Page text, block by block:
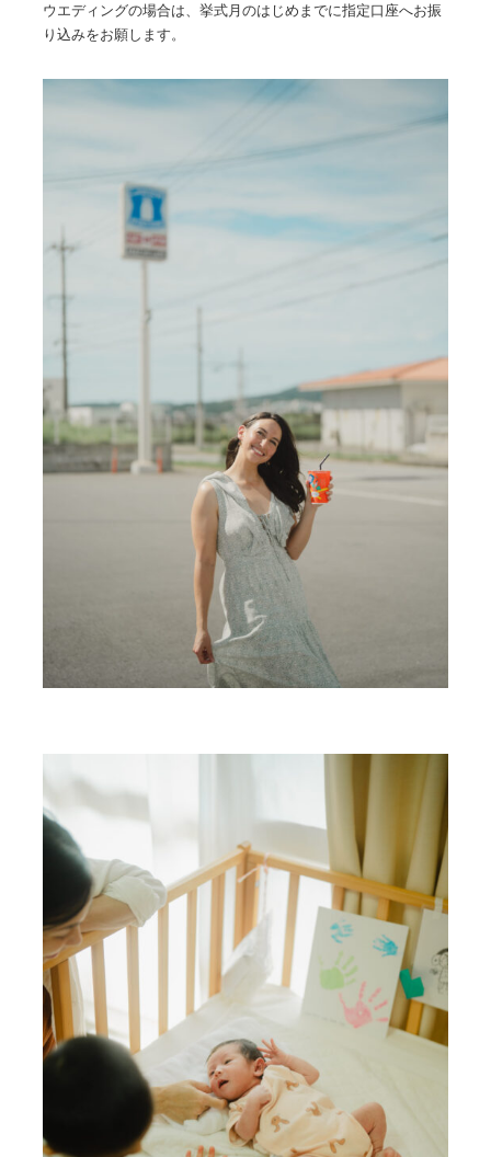
ウエディングの場合は、挙式月のはじめまでに指定口座へお振
り込みをお願します。